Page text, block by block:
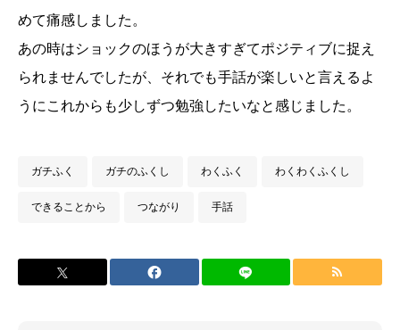
めて痛感しました。
あの時はショックのほうが大きすぎてポジティブに捉え
られませんでしたが、それでも手話が楽しいと言えるよ
うにこれからも少しずつ勉強したいなと感じました。
ガチふく ガチのふくし わくふく わくわくふくし
できることから つながり 手話